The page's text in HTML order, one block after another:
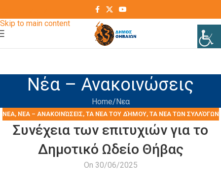
Skip to main content
Νέα – Ανακοινώσεις
Home Νεα
ΝΕΑ, ΝΈΑ – ΑΝΑΚΟΙΝΏΣΕΙΣ, ΤΑ ΝΈΑ ΤΟΥ ΔΉΜΟΥ, ΤΑ ΝΈΑ ΤΩΝ ΣΥΛΛΌΓΩΝ
Συνέχεια των επιτυχιών για το
Δημοτικό Ωδείο Θήβας
On 30/06/2025